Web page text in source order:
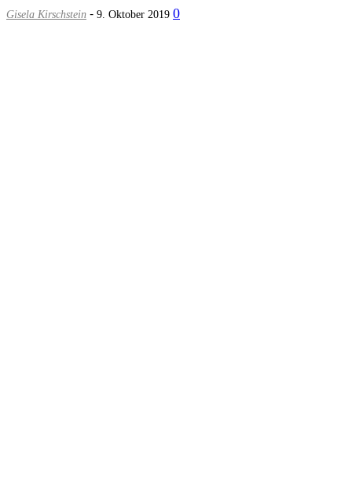
Gisela Kirschstein - 9. Oktober 2019 0